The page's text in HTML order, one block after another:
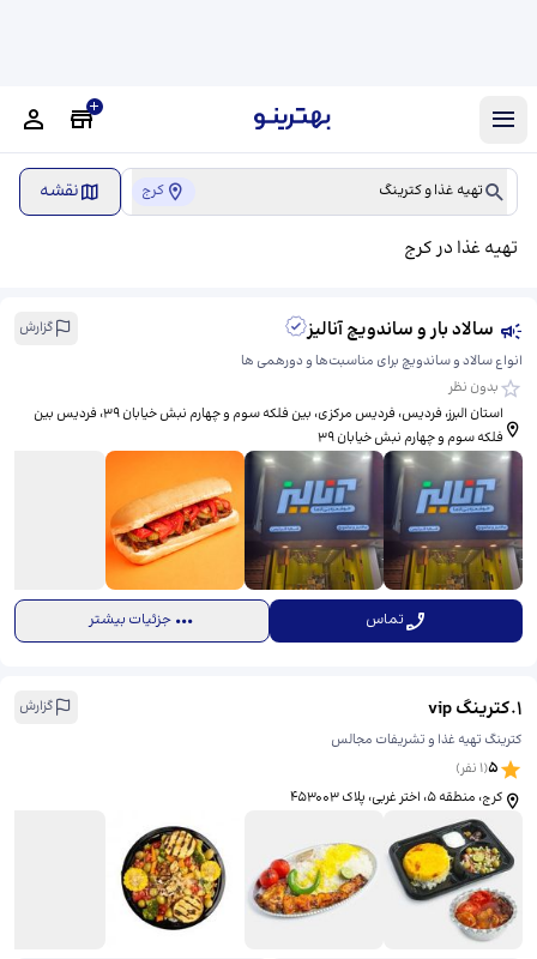
تهیه غذا و کترینگ کرج نقشه
تهیه غذا در کرج
سالاد بار و ساندویچ آنالیز
گزارش
انواع سالاد و ساندویچ برای مناسبت‌ها و دورهمی ها
بدون نظر
استان البرز، فردیس، فردیس مرکزی، بین فلکه سوم و چهارم نبش خیابان 39، ​فردیس بین
فلکه سوم و چهارم نبش خیابان 39
تماس جزئیات بیشتر
1
.کترینگ vip
گزارش
کترینگ تهیه غذا و تشریفات مجالس
5
(
1 نفر)
کرج، منطقه ۵، اختر غربی، پلاک 453003